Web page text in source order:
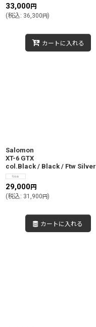
33,000円
(税込: 36,300円)
カートに入れる
Salomon
XT-6 GTX
col.Black / Black / Ftw Silver
29,000円
(税込: 31,900円)
カートに入れる